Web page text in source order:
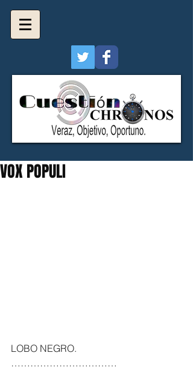
VOX POPULI
LOBO NEGRO.
……………………………